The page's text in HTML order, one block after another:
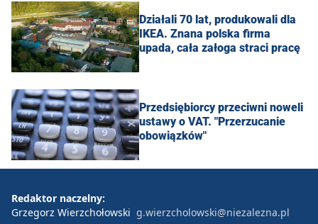
Działali 70 lat, produkowali dla
IKEA. Znana polska firma
upada, cała załoga straci pracę
Przedsiębiorcy przeciwni noweli
ustawy o VAT. "Przerzucanie
obowiązków"
Redaktor naczelny:
Grzegorz Wierzchołowski g.wierzcholowski@niezalezna.pl